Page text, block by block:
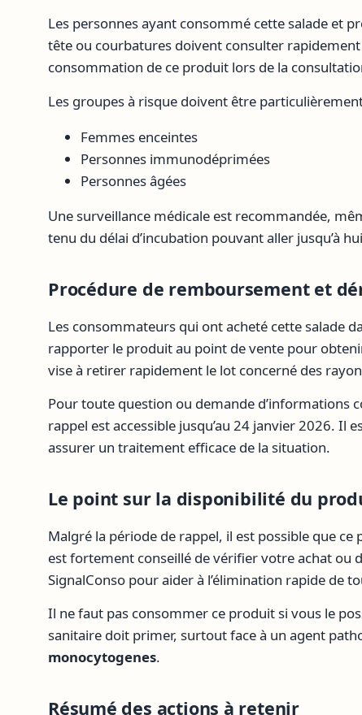
Les personnes ayant consommé cette salade et
tête ou courbatures doivent consulter
consommation de ce produit lors de la
Les groupes à risque doivent être
Femmes enceintes
Personnes immunodéprimées
Personnes âgées
Une surveillance médicale est recommandée,
tenu du délai d’incubation pouvant aller jusqu’à
Procédure de remboursement et
Les consommateurs qui ont acheté cette salade
rapporter le produit au point de vente pour
vise à retirer rapidement le lot concerné des
Pour toute question ou demande d’informations
rappel est accessible jusqu’au 24 janvier 2026. Il
assurer un traitement efficace de la situation.
Le point sur la disponibilité du
Malgré la période de rappel, il est possible que
est fortement conseillé de vérifier votre achat ou
SignalConso pour aider à l’élimination rapide de
Il ne faut pas consommer ce produit si vous le
sanitaire doit primer, surtout face à un agent
monocytogenes.
Résumé des actions à retenir